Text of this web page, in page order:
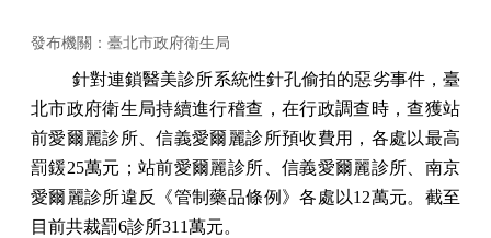
發布機關：臺北市政府衛生局
針對連鎖醫美診所系統性針孔偷拍的惡劣事件，臺
北市政府衛生局持續進行稽查，在行政調查時，查獲站
前愛爾麗診所、信義愛爾麗診所預收費用，各處以最高
罰鍰25萬元；站前愛爾麗診所、信義愛爾麗診所、南京
愛爾麗診所違反《管制藥品條例》各處以12萬元。截至
目前共裁罰6診所311萬元。